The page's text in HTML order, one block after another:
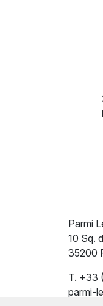
Parmi
10 Sq.
35200
T. +33
parmi-